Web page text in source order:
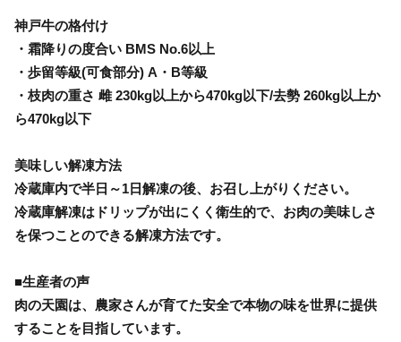
神戸牛の格付け
・霜降りの度合い BMS No.6以上
・歩留等級(可食部分) A・B等級
・枝肉の重さ 雌 230kg以上から470kg以下/去勢 260kg以上か
ら470kg以下
美味しい解凍方法
冷蔵庫内で半日～1日解凍の後、お召し上がりください。
冷蔵庫解凍はドリップが出にくく衛生的で、お肉の美味しさ
を保つことのできる解凍方法です。
■生産者の声
肉の天園は、農家さんが育てた安全で本物の味を世界に提供
することを目指しています。